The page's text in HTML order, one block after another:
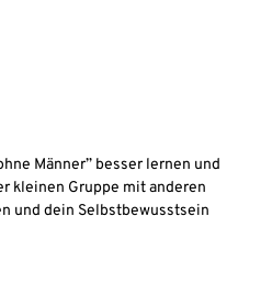
Männer” besser lernen und
kleinen Gruppe mit anderen
und dein Selbstbewusstsein